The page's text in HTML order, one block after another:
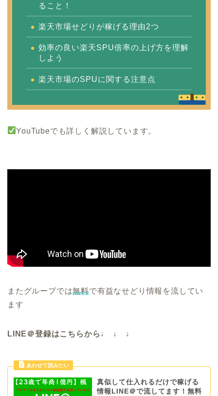
ること！
楽天市場せどりが稼げる理由2つ
効率の良い楽天SPU倍率の上げ方を理解
しよう
楽天市場のSPUに関する注意点
YouTubeでも詳しく解説しています。
またグループでは無料で有益なせどり情報を流してい
ます
LINE＠登録はこちらから↓ ↓ ↓
真似して仕入れるだけで稼げる
情報LINE＠で流してます！無料